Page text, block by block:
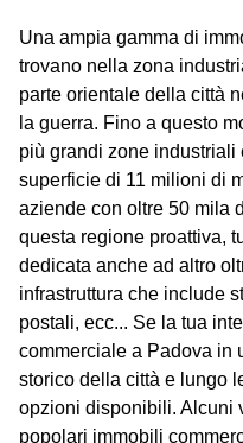
Una ampia gamma di
trovano nella zona
parte orientale della città
la guerra. Fino a questo
più grandi zone industriali
superficie di 11 milioni di
aziende con oltre 50 mila
questa regione proattiva,
dedicata anche ad altro
infrastruttura che include
postali, ecc... Se la tua
commerciale a Padova in
storico della città e lungo
opzioni disponibili. Alcuni
popolari immobili